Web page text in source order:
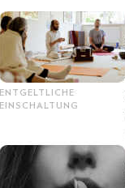
ENTGELTLICHE
EINSCHALTUNG